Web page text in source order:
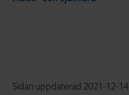
Sidan uppdaterad 2021-12-14